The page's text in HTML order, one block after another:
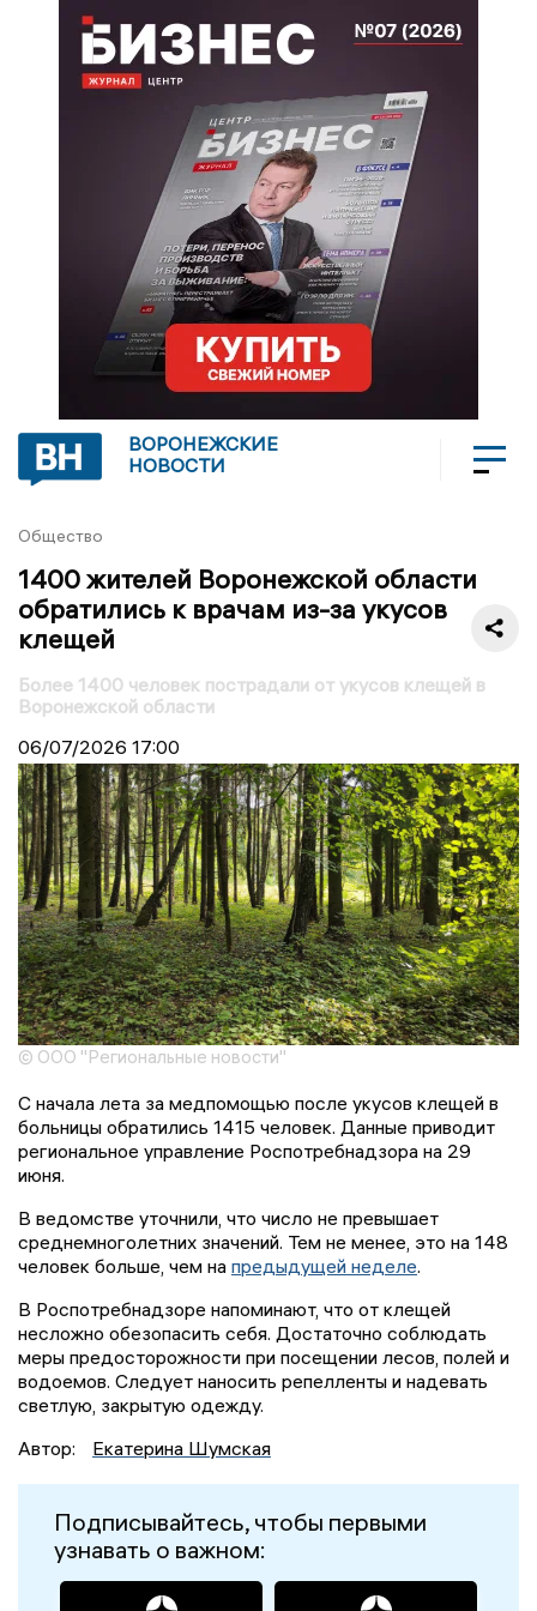
ВОРОНЕЖСКИЕ
НОВОСТИ
Общество
1400 жителей Воронежской области
обратились к врачам из-за укусов
клещей
Более 1400 человек пострадали от укусов клещей в
Воронежской области
06/07/2026 17:00
© ООО "Региональные новости"
С начала лета за медпомощью после укусов клещей в
больницы обратились 1415 человек. Данные приводит
региональное управление Роспотребнадзора на 29
июня.
В ведомстве уточнили, что число не превышает
среднемноголетних значений. Тем не менее, это на 148
человек больше, чем на предыдущей неделе.
В Роспотребнадзоре напоминают, что от клещей
несложно обезопасить себя. Достаточно соблюдать
меры предосторожности при посещении лесов, полей и
водоемов. Следует наносить репелленты и надевать
светлую, закрытую одежду.
Автор:
Екатерина Шумская
Подписывайтесь, чтобы первыми
узнавать о важном: